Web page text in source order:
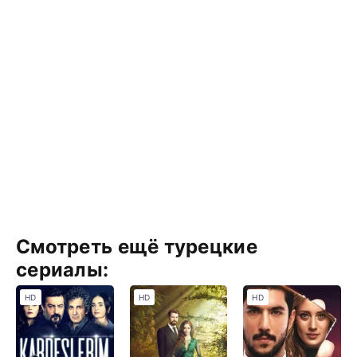
Смотреть ещё турецкие
сериалы:
HD HD HD